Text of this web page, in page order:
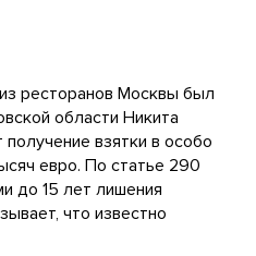
ресторанов Москвы был
области Никита
взятки в особо
евро. По статье 290
до 15 лет лишения
что известно